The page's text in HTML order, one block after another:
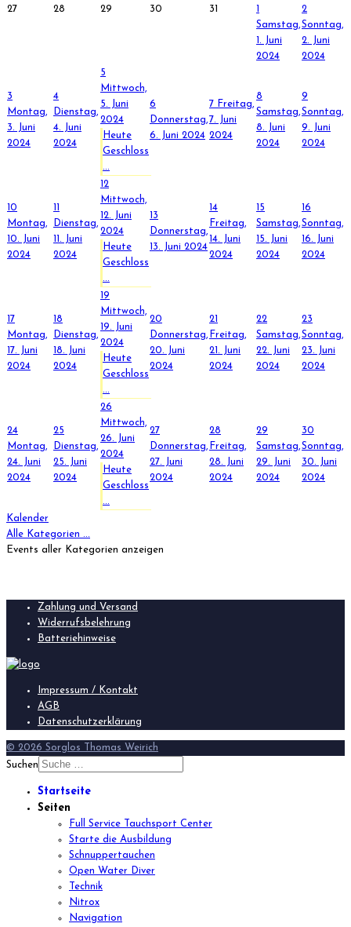
27
28 29 30 31
1
Samstag,
1. Juni
2024
2
Sonntag,
2. Juni
2024
3
Montag,
3. Juni
2024
4
Dienstag,
4. Juni
2024
5
Mittwoch,
5. Juni
2024
Heute
Geschloss
...
6
Donnerstag,
6. Juni 2024
7 Freitag,
7. Juni
2024
8
Samstag,
8. Juni
2024
9
Sonntag,
9. Juni
2024
10
Montag,
10. Juni
2024
11
Dienstag,
11. Juni
2024
12
Mittwoch,
12. Juni
2024
Heute
Geschloss
...
13
Donnerstag,
13. Juni 2024
14
Freitag,
14. Juni
2024
15
Samstag,
15. Juni
2024
16
Sonntag,
16. Juni
2024
17
Montag,
17. Juni
2024
18
Dienstag,
18. Juni
2024
19
Mittwoch,
19. Juni
2024
Heute
Geschloss
...
20
Donnerstag,
20. Juni
2024
21
Freitag,
21. Juni
2024
22
Samstag,
22. Juni
2024
23
Sonntag,
23. Juni
2024
24
Montag,
24. Juni
2024
25
Dienstag,
25. Juni
2024
26
Mittwoch,
26. Juni
2024
Heute
Geschloss
...
27
Donnerstag,
27. Juni
2024
28
Freitag,
28. Juni
2024
29
Samstag,
29. Juni
2024
30
Sonntag,
30. Juni
2024
Kalender
Alle Kategorien ...
Events aller Kategorien anzeigen
Zahlung und Versand
Widerrufsbelehrung
Batteriehinweise
Impressum / Kontakt
AGB
Datenschutzerklärung
© 2026 Sorglos Thomas Weirich
Suchen
Startseite
Seiten
Full Service Tauchsport Center
Starte die Ausbildung
Schnuppertauchen
Open Water Diver
Technik
Nitrox
Navigation